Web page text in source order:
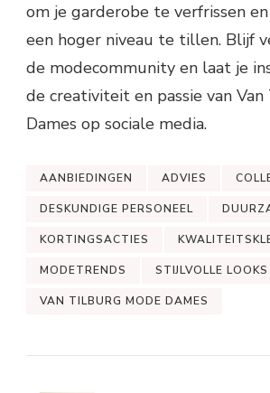
om je garderobe te verfrissen
een hoger niveau te tillen. Blijf
de modecommunity en laat je
de creativiteit en passie van
Dames op sociale media.
AANBIEDINGEN ADVIES
DESKUNDIGE PERSONEEL
KORTINGSACTIES
MODETRENDS STIJLVOLLE LOOKS
VAN TILBURG MODE DAMES